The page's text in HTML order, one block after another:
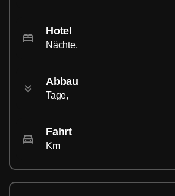
Hotel
Nächte,
Abbau
Tage,
Fahrt
Km